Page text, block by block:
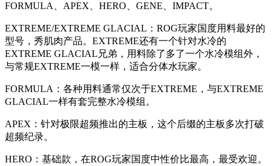
FORMULA、APEX、HERO、GENE、IMPACT。
EXTREME/EXTREME GLACIAL ：ROG玩家国度用料最好的
型号，秀肌肉产品。EXTREME还有一个针对水冷的
EXTREME GLACIAL兄弟，用料除了多了一个水冷模组外，
与常规EXTREME一模一样，适合分体水玩家。
FORMULA ：各种用料通常仅次于EXTREME，与EXTREME
GLACIAL一样有套完整水冷模组。
APEX ：针对极限超频推出的主板，这个后缀的主板多次打破
超频纪录。
HERO ：基础款，在ROG玩家国度中性价比最高，最受欢迎。